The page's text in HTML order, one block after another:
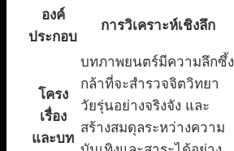
องค์
ประกอบ
การวิเคราะห์เชิงลึก
โครง
เรื่อง
และบท
บทภาพยนตร์มีความลึกซึ้ง
กล้าที่จะสำรวจจิตวิทยา
วัยรุ่นอย่างจริงจัง และ
สร้างสมดุลระหว่างความ